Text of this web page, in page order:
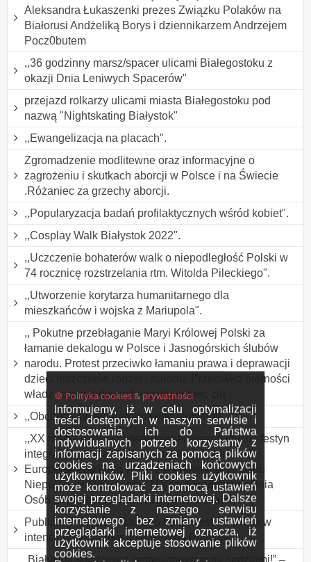
🍪 Polityka cookies & prywatności
Informujemy, iż w celu optymalizacji
treści dostępnych w naszym serwisie i
dostosowania ich do Państwa
indywidualnych potrzeb korzystamy z
informacji zapisanych za pomocą plików
cookies na urządzeniach końcowych
użytkowników. Pliki cookies użytkownik
może kontrolować za pomocą ustawień
swojej przeglądarki internetowej. Dalsze
korzystanie z naszego serwisu
internetowego bez zmiany ustawień
przeglądarki internetowej oznacza, iż
użytkownik akceptuje stosowanie plików
cookies.
Aleksandra Łukaszenki prezes Związku Polaków na
Białorusi Andżeliką Borys i dziennikarzem Andrzejem
Pocz0butem
,,36 godzinny marsz/spacer ulicami Białegostoku z
okazji Dnia Leniwych Spacerów"
przejazd rolkarzy ulicami miasta Białegostoku pod
nazwą "Nightskating Białystok"
,,Ewangelizacja na placach".
Zgromadzenie modlitewne oraz informacyjne o
zagrożeniu i skutkach aborcji w Polsce i na Świecie
.Różaniec za grzechy aborcji.
,,Popularyzacja badań profilaktycznych wśród kobiet".
,,Cosplay Walk Białystok 2022".
,,Uczczenie bohaterów walk o niepodległość Polski w
74 rocznicę rozstrzelania rtm. Witolda Pileckiego".
,,Utworzenie korytarza humanitarnego dla
mieszkańców i wojska z Mariupola".
,, Pokutne przebłaganie Maryi Królowej Polski za
łamanie dekalogu w Polsce i Jasnogórskich ślubów
narodu. Protest przeciwko łamaniu prawa i deprawacji
dzieci niszczenie rodzin i narodu. Przeciwko bierności
władz samorządowych i rządu wobec zła
,,Obchody święta narodowego Norwegii".
,,XX marsz godności osób niepełnosprawnych i festyn
integracyjny organizowany w ramach obchodów
Europejskiego Dnia Walki z Dyskryminacją Osób
Niepełnosprawnych oraz Międzynarodowego Dnia
Osób z Niepełnosprawnością Intelektualną".
Publiczny różaniec, którego celem jest modlitwa w
intencji odnowy moralnej Polski i Polaków.
„Białystok solidarny z represjonowanymi sędziami!” –